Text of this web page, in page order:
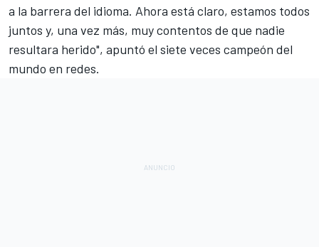
a la barrera del idioma. Ahora está claro, estamos todos
juntos y, una vez más, muy contentos de que nadie
resultara herido", apuntó el siete veces campeón del
mundo en redes.